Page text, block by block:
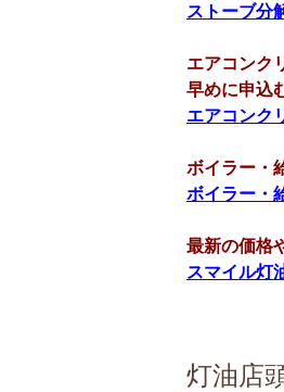
ストーブ分
エアコンク
早めに申込
エアコンク
ボイラー・
ボイラー・
最新の価格
スマイル灯
灯油店